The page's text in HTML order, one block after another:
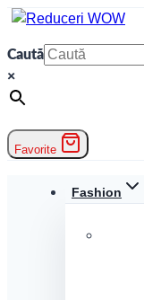
Skip
content
Caută
×
Favorite
Fashion